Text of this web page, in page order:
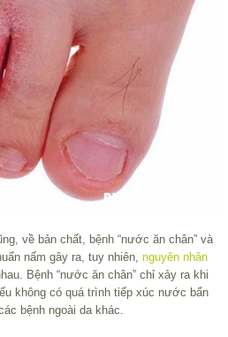
về bản chất, bệnh “nước ăn chân” và
nấm gây ra, tuy nhiên, nguyên nhân
Bệnh “nước ăn chân” chỉ xảy ra khi
không có quá trình tiếp xúc nước bẩn
bệnh ngoài da khác.